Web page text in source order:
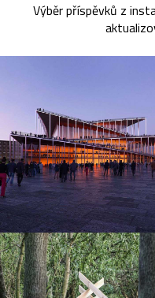
Výběr příspěvků z